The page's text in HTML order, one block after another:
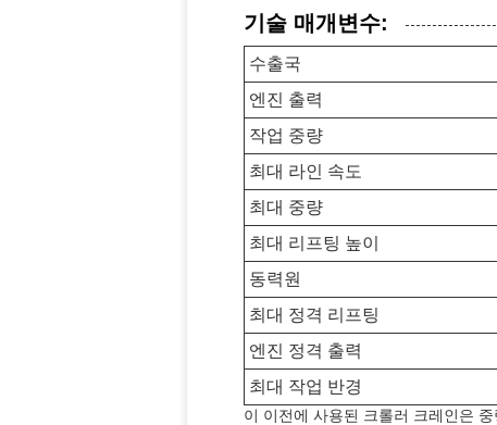
기술 매개변수:
수출국
엔진 출력
작업 중량
최대 라인 속도
최대 중량
최대 리프팅 높이
동력원
최대 정격 리프팅
엔진 정격 출력
최대 작업 반경
이 이전에 사용된 크롤러 크레인은